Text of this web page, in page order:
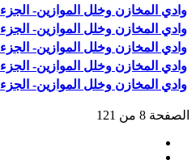
وادي المخازن وخلل الموازين- الجزء 17// مصطفى منيغ
وادي المخازن وخلل الموازين- الجزء 16// مصطفى منيغ
وادي المخازن وخلل الموازين- الجزء 15// مصطفى منيغ
وادي المخازن وخلل الموازين- الجزء 14// مصطفى منيغ
وادي المخازن وخلل الموازين- الجزء 13// مصطفى مُنِيغْ
الصفحة 8 من 121